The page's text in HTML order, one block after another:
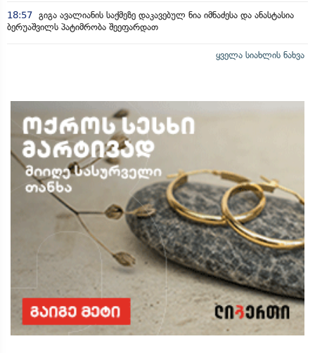
18:57 გიგა ავალიანის საქმეზე დაკავებულ ნია იმნაძესა და ანასტასია
ბერუაშვილს პატიმრობა შეეფარდათ
ყველა სიახლის ნახვა